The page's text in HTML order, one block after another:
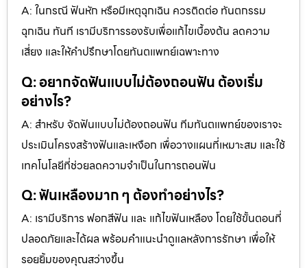
A: ในกรณี ฟันหัก หรือมีเหตุฉุกเฉิน ควรติดต่อ ทันตกรรม
ฉุกเฉิน ทันที เรามีบริการรองรับเพื่อแก้ไขเบื้องต้น ลดความ
เสี่ยง และให้คำปรึกษาโดยทันตแพทย์เฉพาะทาง
Q: อยากจัดฟันแบบไม่ต้องถอนฟัน ต้องเริ่ม
อย่างไร?
A: สำหรับ จัดฟันแบบไม่ต้องถอนฟัน ทีมทันตแพทย์ของเราจะ
ประเมินโครงสร้างฟันและเหงือก เพื่อวางแผนที่เหมาะสม และใช้
เทคโนโลยีที่ช่วยลดความจำเป็นในการถอนฟัน
Q: ฟันเหลืองมาก ๆ ต้องทำอย่างไร?
A: เรามีบริการ ฟอกสีฟัน และ แก้ไขฟันเหลือง โดยใช้ขั้นตอนที่
ปลอดภัยและได้ผล พร้อมคำแนะนำดูแลหลังการรักษา เพื่อให้
รอยยิ้มของคุณสว่างขึ้น